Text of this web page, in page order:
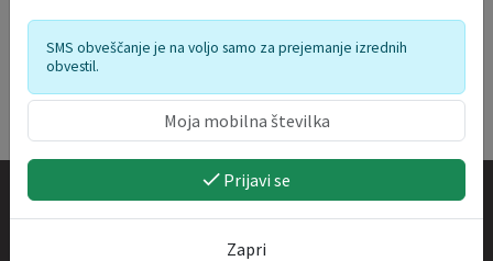
Kontakt
SMS obveščanje je na voljo samo za prejemanje izrednih
obvestil.
Prijavi se
Zapri